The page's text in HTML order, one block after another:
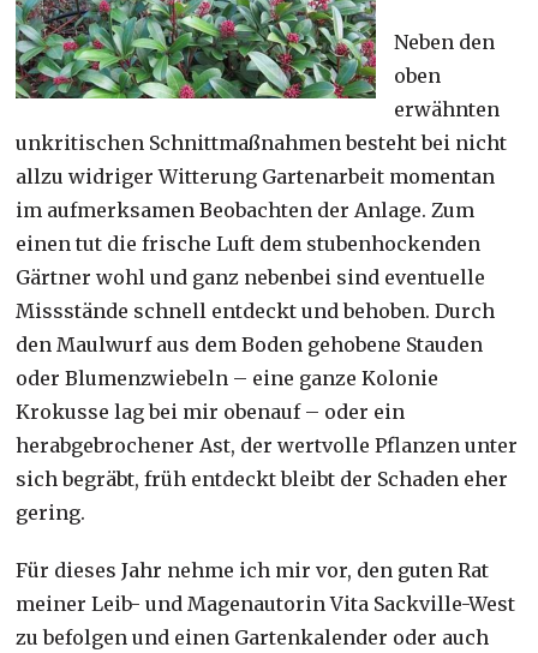
Neben den
oben
erwähnten
unkritischen Schnittmaßnahmen besteht bei nicht
allzu widriger Witterung Gartenarbeit momentan
im aufmerksamen Beobachten der Anlage. Zum
einen tut die frische Luft dem stubenhockenden
Gärtner wohl und ganz nebenbei sind eventuelle
Missstände schnell entdeckt und behoben. Durch
den Maulwurf aus dem Boden gehobene Stauden
oder Blumenzwiebeln – eine ganze Kolonie
Krokusse lag bei mir obenauf – oder ein
herabgebrochener Ast, der wertvolle Pflanzen unter
sich begräbt, früh entdeckt bleibt der Schaden eher
gering.
Für dieses Jahr nehme ich mir vor, den guten Rat
meiner Leib- und Magenautorin Vita Sackville-West
zu befolgen und einen Gartenkalender oder auch